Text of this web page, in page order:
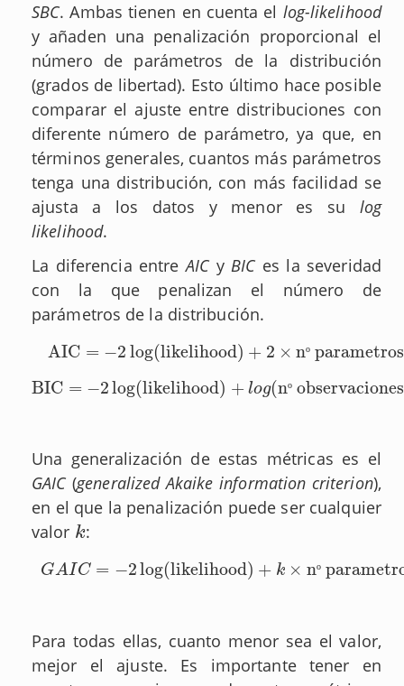
SBC. Ambas tienen en cuenta el log-likelihood
y añaden una penalización proporcional el
número de parámetros de la distribución
(grados de libertad). Esto último hace posible
comparar el ajuste entre distribuciones con
diferente número de parámetro, ya que, en
términos generales, cuantos más parámetros
tenga una distribución, con más facilidad se
ajusta a los datos y menor es su log
likelihood.
La diferencia entreAIC yBIC es la severidad
con la que penalizan el número de
parámetros de la distribución.
AIC = −2 log(likelihood) + 2 × nº parametros
AIC= −2log(likelihood)+2×nº parametros
BIC = −2log(likelihood) + log(nº observaciones
BIC= −2log(likelihood)+log nº observaciones)×nº
Una generalización de estas métricas es el
GAIC (generalized Akaike information criterion),
en el que la penalización puede ser cualquier
valor k
k:
GAI C = −2log(likelihood) + k × nº
GAI C= −2log(likelihood)+k×nº parametros
Para todas ellas, cuanto menor sea el valor,
mejor el ajuste. Es importante tener en